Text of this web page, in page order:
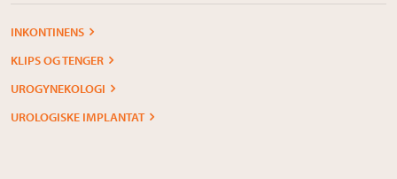
About Medistim
INKONTINENS
KLIPS OG TENGER
UROGYNEKOLOGI
UROLOGISKE IMPLANTAT